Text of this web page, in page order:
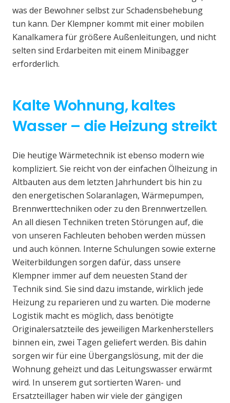
was der Bewohner selbst zur Schadensbehebung
tun kann. Der Klempner kommt mit einer mobilen
Kanalkamera für größere Außenleitungen, und nicht
selten sind Erdarbeiten mit einem Minibagger
erforderlich.
Kalte Wohnung, kaltes
Wasser – die Heizung streikt
Die heutige Wärmetechnik ist ebenso modern wie
kompliziert. Sie reicht von der einfachen Ölheizung in
Altbauten aus dem letzten Jahrhundert bis hin zu
den energetischen Solaranlagen, Wärmepumpen,
Brennwerttechniken oder zu den Brennwertzellen.
An all diesen Techniken treten Störungen auf, die
von unseren Fachleuten behoben werden müssen
und auch können. Interne Schulungen sowie externe
Weiterbildungen sorgen dafür, dass unsere
Klempner immer auf dem neuesten Stand der
Technik sind. Sie sind dazu imstande, wirklich jede
Heizung zu reparieren und zu warten. Die moderne
Logistik macht es möglich, dass benötigte
Originalersatzteile des jeweiligen Markenherstellers
binnen ein, zwei Tagen geliefert werden. Bis dahin
sorgen wir für eine Übergangslösung, mit der die
Wohnung geheizt und das Leitungswasser erwärmt
wird. In unserem gut sortierten Waren- und
Ersatzteillager haben wir viele der gängigen